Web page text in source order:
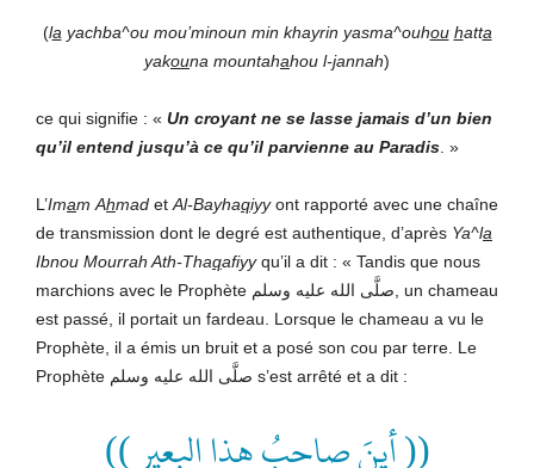
(la yachba^ou mou’minoun min khayrin yasma^ouhou hatta
yakouna mountahahou l-jannah)
ce qui signifie : « Un croyant ne se lasse jamais d’un bien
qu’il entend jusqu’à ce qu’il parvienne au Paradis . »
L’Imam Ahmad et Al-Bayhaqiyyont rapporté avec une chaîne
de transmission dont le degré est authentique, d’après Ya^la
Ibnou Mourrah Ath-Thaqafiyyqu’il a dit : « Tandis que nous
marchions avec le Prophète صلَّى الله عليه وسلم, un chameau
est passé, il portait un fardeau. Lorsque le chameau a vu le
Prophète, il a émis un bruit et a posé son cou par terre. Le
Prophète صلَّى الله عليه وسلم s’est arrêté et a dit :
(( أينَ صاحبُ هذا البعيرِ ))